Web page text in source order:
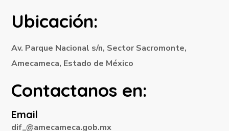
Ubicación:
Av. Parque Nacional s/n, Sector Sacromonte,
Amecameca, Estado de México
Contactanos en:
Email
dif_@amecameca.gob.mx